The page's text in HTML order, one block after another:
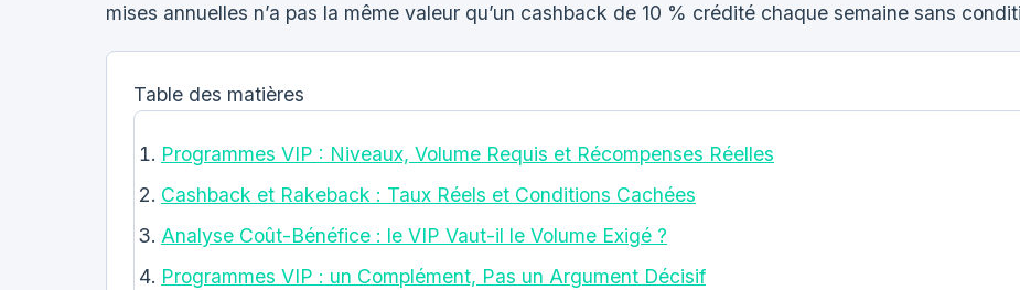
mises annuelles n’a pas la même valeur qu’un cashback de 10 % crédité chaque semaine sans
Table des matières
Programmes VIP : Niveaux, Volume Requis et Récompenses Réelles
Cashback et Rakeback : Taux Réels et Conditions Cachées
Analyse Coût-Bénéfice : le VIP Vaut-il le Volume Exigé ?
Programmes VIP : un Complément, Pas un Argument Décisif